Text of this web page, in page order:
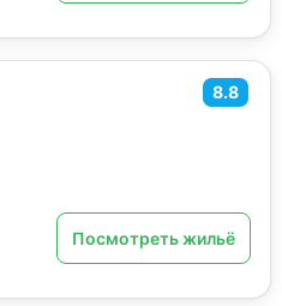
8.8
Посмотреть жильё